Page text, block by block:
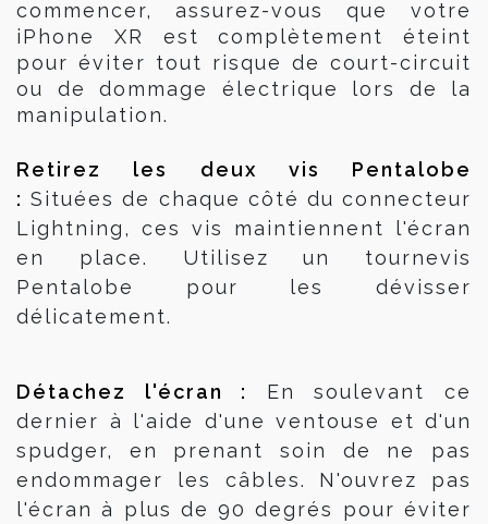
commencer, assurez-vous que votre
iPhone XR est complètement éteint
pour éviter tout risque de court-circuit
ou de dommage électrique lors de la
manipulation.
Retirez les deux vis Pentalobe
: Situées de chaque côté du connecteur
Lightning, ces vis maintiennent l'écran
en place. Utilisez un tournevis
Pentalobe pour les dévisser
délicatement.
Détachez l'écran :
En soulevant ce
dernier à l'aide d'une ventouse et d'un
spudger, en prenant soin de ne pas
endommager les câbles. N'ouvrez pas
l'écran à plus de 90 degrés pour éviter